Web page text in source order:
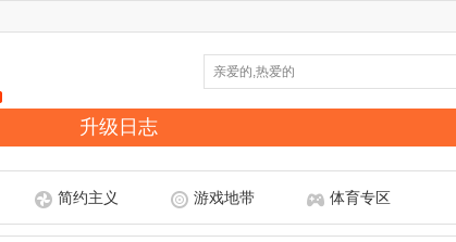
升级日志
简约主义 游戏地带 体育专区